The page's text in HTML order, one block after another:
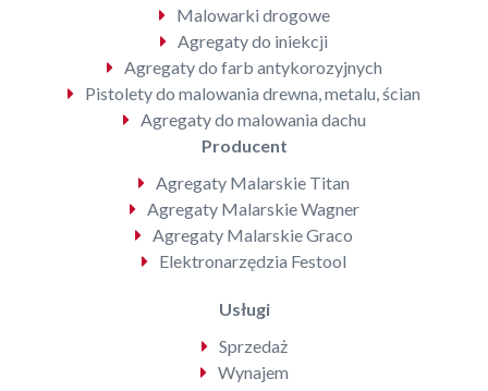
Malowarki drogowe
Agregaty do iniekcji
Agregaty do farb antykorozyjnych
Pistolety do malowania drewna, metalu, ścian
Agregaty do malowania dachu
Producent
Agregaty Malarskie Titan
Agregaty Malarskie Wagner
Agregaty Malarskie Graco
Elektronarzędzia Festool
Usługi
Sprzedaż
Wynajem